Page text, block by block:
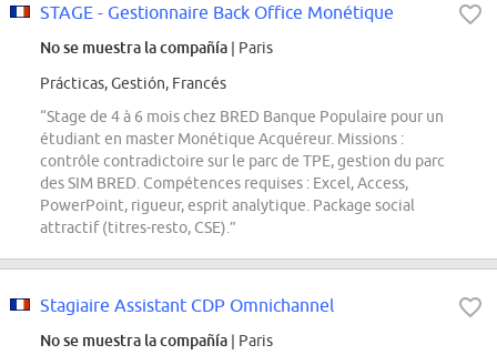
STAGE - Gestionnaire Back Office Monétique
No se muestra la compañía | Paris
Prácticas, Gestión, Francés
“Stage de 4 à 6 mois chez BRED Banque Populaire pour un
étudiant en master Monétique Acquéreur. Missions :
contrôle contradictoire sur le parc de TPE, gestion du parc
des SIM BRED. Compétences requises : Excel, Access,
PowerPoint, rigueur, esprit analytique. Package social
attractif (titres-resto, CSE).”
Stagiaire Assistant CDP Omnichannel
No se muestra la compañía | Paris